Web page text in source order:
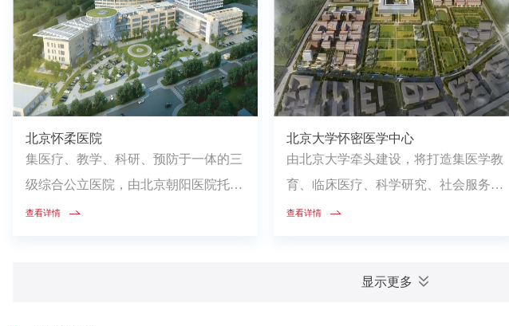
北京怀柔医院
集医疗、教学、科研、预防于一体的三
级综合公立医院，由北京朝阳医院托
管，为人才开通就医绿色通道，提供
查看详情
北京大学怀密医学中心
由北京大学牵头建设，将打造集医学教
育、临床医疗、科学研究、社会服务于
一体的现代化医学中心，力争在临床...
查看详情
显示更多